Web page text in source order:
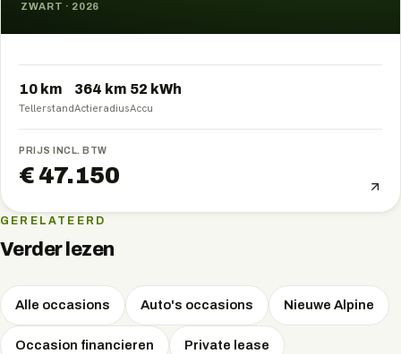
ZWART · 2026
10 km
Tellerstand
364 km
Actieradius
52 kWh
Accu
PRIJS INCL. BTW
€ 47.150
GERELATEERD
Verder lezen
Alle occasions Auto's occasions Nieuwe Alpine
Occasion financieren Private lease